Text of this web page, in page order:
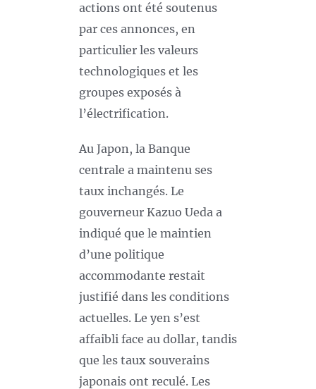
actions ont été soutenus
par ces annonces, en
particulier les valeurs
technologiques et les
groupes exposés à
l’électrification.
Au Japon, la Banque
centrale a maintenu ses
taux inchangés. Le
gouverneur Kazuo Ueda a
indiqué que le maintien
d’une politique
accommodante restait
justifié dans les conditions
actuelles. Le yen s’est
affaibli face au dollar, tandis
que les taux souverains
japonais ont reculé. Les